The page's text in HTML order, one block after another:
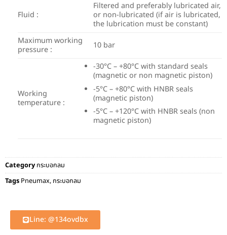
Fluid :
Filtered and preferably lubricated air,
or non-lubricated (if air is lubricated,
the lubrication must be constant)
Maximum working
pressure :
10 bar
Working
temperature :
-30°C – +80°C with standard seals
(magnetic or non magnetic piston)
-5°C – +80°C with HNBR seals
(magnetic piston)
-5°C – +120°C with HNBR seals (non
magnetic piston)
Category กระบอกลม
Tags Pneumax, กระบอกลม
Line: @134ovdbx